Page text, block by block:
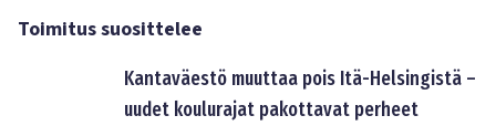
Toimitus suosittelee
Kantaväestö muuttaa pois Itä-Helsingistä –
uudet koulurajat pakottavat perheet